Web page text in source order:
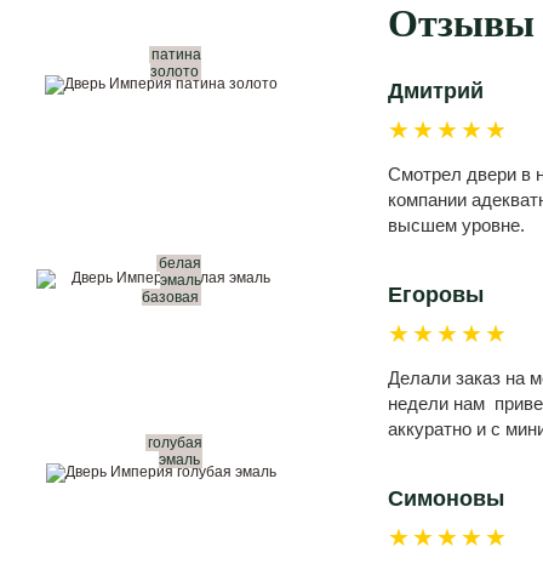
патина
золото
белая
эмаль
базовая
голубая
эмаль
Отзывы
Дмитрий
★★★★★
Смотрел двери в
компании
высшем уровне.
Егоровы
★★★★★
Делали заказ на
недели нам
аккуратно и с
Симоновы
★★★★★